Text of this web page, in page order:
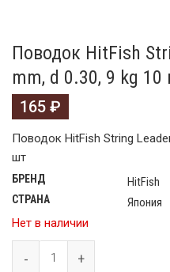
Поводок HitFish
mm, d 0.30, 9 kg 10
165 ₽
Поводок HitFish String
шт
БРЕНД HitFish
СТРАНА
Япония
Нет в наличии